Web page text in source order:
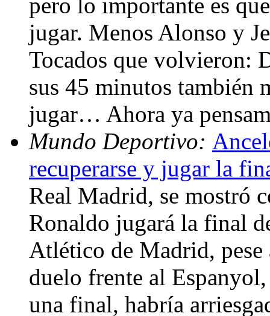
jugar. Menos Alonso y
Tocados que volvieron:
sus 45 minutos también
jugar… Ahora ya
Mundo Deportivo:
recuperarse y jugar la
Real Madrid, se mostró
Ronaldo jugará la final
Atlético de Madrid, pese
duelo frente al
una final, habría